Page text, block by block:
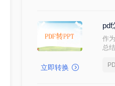
立即转换
pdf
作
总
模